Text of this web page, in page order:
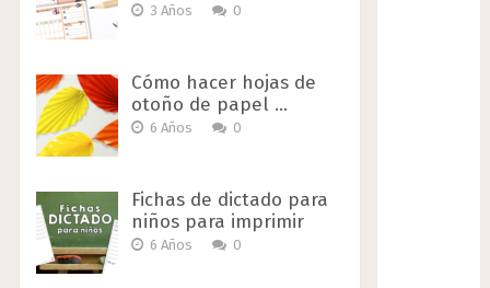
3 Años 0
Cómo hacer hojas de
otoño de papel …
6 Años 0
Fichas de dictado para
niños para imprimir
6 Años 0